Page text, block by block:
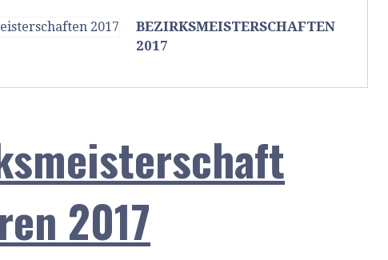
BEZIRKSMEISTERSCHAFTEN
2017
2017